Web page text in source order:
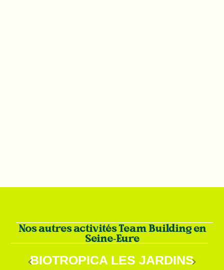
Nos autres activités Team Building en
Seine-Eure
BIOTROPICA LES JARDINS